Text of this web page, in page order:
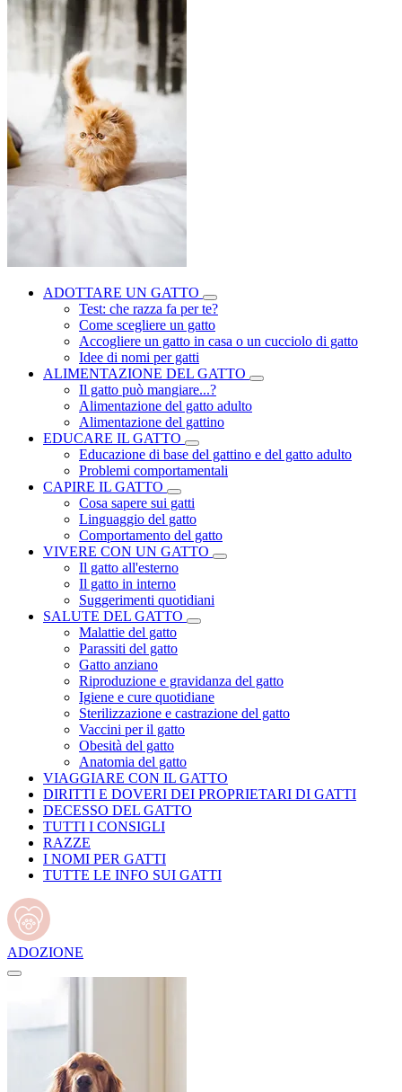
ADOTTARE UN GATTO
Test: che razza fa per te?
Come scegliere un gatto
Accogliere un gatto in casa o un cucciolo di gatto
Idee di nomi per gatti
ALIMENTAZIONE DEL GATTO
Il gatto può mangiare...?
Alimentazione del gatto adulto
Alimentazione del gattino
EDUCARE IL GATTO
Educazione di base del gattino e del gatto adulto
Problemi comportamentali
CAPIRE IL GATTO
Cosa sapere sui gatti
Linguaggio del gatto
Comportamento del gatto
VIVERE CON UN GATTO
Il gatto all'esterno
Il gatto in interno
Suggerimenti quotidiani
SALUTE DEL GATTO
Malattie del gatto
Parassiti del gatto
Gatto anziano
Riproduzione e gravidanza del gatto
Igiene e cure quotidiane
Sterilizzazione e castrazione del gatto
Vaccini per il gatto
Obesità del gatto
Anatomia del gatto
VIAGGIARE CON IL GATTO
DIRITTI E DOVERI DEI PROPRIETARI DI GATTI
DECESSO DEL GATTO
TUTTI I CONSIGLI
RAZZE
I NOMI PER GATTI
TUTTE LE INFO SUI GATTI
ADOZIONE